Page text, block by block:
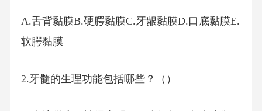
A.舌背黏膜B.硬腭黏膜C.牙龈黏膜D.口底黏膜E.
软腭黏膜
2.牙髓的生理功能包括哪些？（）